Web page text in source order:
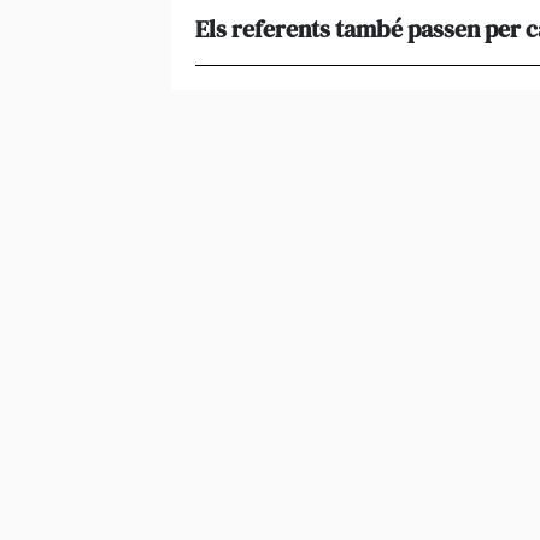
Els referents també passen per